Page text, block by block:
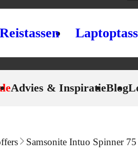
Reistassen
Advies & InspiratieBlog
Samsonite Intuo Spinner